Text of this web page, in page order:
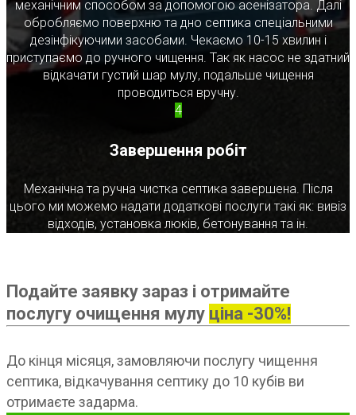
механічним способом за допомогою асенізатора. Далі
обробляємо поверхню та дно септика спеціальними
дезінфікуючими засобами. Чекаємо 10-15 хвилин і
приступаємо до ручного чищення. Так як насос не здатний
відкачати густий шар мулу, подальше чищення
проводиться вручну.
4
Завершення робіт
Механічна та ручна чистка септика завершена. Після
цього ми можемо надати додаткові послуги такі як: вивіз
відходів, установка люків, бетонування та ін.
Подайте заявку зараз і отримайте
послугу очищення мулу ціна -30%!
До кінця місяця, замовляючи послугу чищення
септика, відкачування септику до 10 кубів ви
отримаєте задарма.